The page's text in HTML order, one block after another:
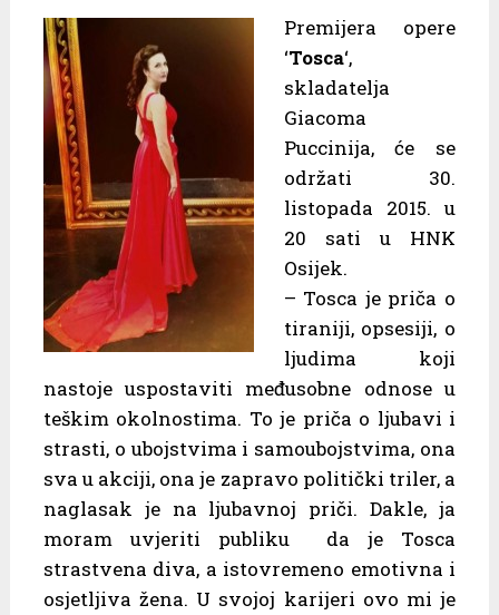
Premijera opere
‘Tosca‘,
skladatelja
Giacoma
Puccinija, će se
održati 30.
listopada 2015. u
20 sati u HNK
Osijek.
– Tosca je priča o
tiraniji, opsesiji, o
ljudima koji
nastoje uspostaviti međusobne odnose u
teškim okolnostima. To je priča o ljubavi i
strasti, o ubojstvima i samoubojstvima, ona
sva u akciji, ona je zapravo politički triler, a
naglasak je na ljubavnoj priči. Dakle, ja
moram uvjeriti publiku da je Tosca
strastvena diva, a istovremeno emotivna i
osjetljiva žena. U svojoj karijeri ovo mi je